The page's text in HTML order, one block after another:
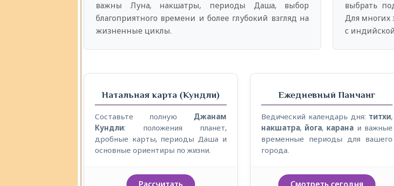
важны Луна, накшатры, периоды Даша, выбор
благоприятного времени и более глубокий взгляд на
жизненные циклы.
выбрать
Для многих
с
Натальная карта (Кундли)
Составьте полную Джанам
Кундли: положения планет,
дробные карты, периоды Даша и
основные ориентиры по жизни.
Ежедневный Панчанг
Ведический календарь дня: титхи,
накшатра, йога, карана и важные
временные периоды для вашего
города.